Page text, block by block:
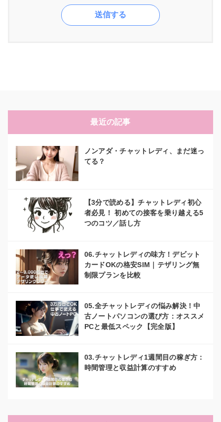
送信する
最近の記事
ノンアダ・チャットレディ、まだ迷っ
てる？
【3分で読める】チャットレディ初心
者必見！ 初めての接客を乗り越える5
つのコツ／話し方
06.チャットレディの味方！デビット
カードOKの格安SIM｜テザリング無
制限プランを比較
05.全チャットレディの悩み解決！中
古ノートパソコンの選び方：オススメ
PCと最低スペック【完全版】
03.チャットレディ1週間目の稼ぎ方：
時間管理と収益計算のすすめ